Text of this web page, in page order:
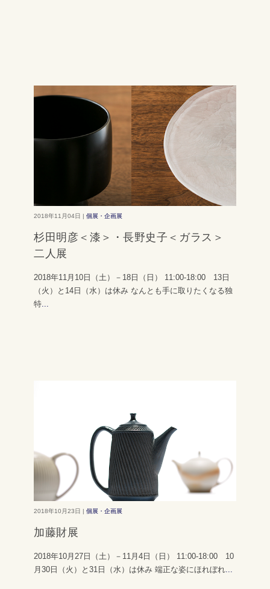
2018年11月04日 | 個展・企画展
杉田明彦＜漆＞・長野史子＜ガラス＞
二人展
2018年11月10日（土）－18日（日） 11:00-18:00 13日
（火）と14日（水）は休み なんとも手に取りたくなる独
特...
2018年10月23日 | 個展・企画展
加藤財展
2018年10月27日（土）－11月4日（日） 11:00-18:00 10
月30日（火）と31日（水）は休み 端正な姿にほれぼれ...